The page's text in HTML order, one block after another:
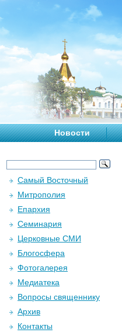
Новости
Самый Восточный
Митрополия
Епархия
Семинария
Церковные СМИ
Блогосфера
Фотогалерея
Медиатека
Вопросы священнику
Архив
Контакты